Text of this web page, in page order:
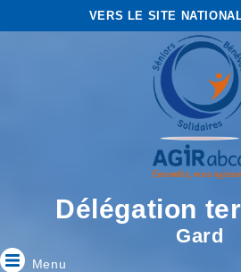
VERS LE SITE
Délégation
Gard
Menu